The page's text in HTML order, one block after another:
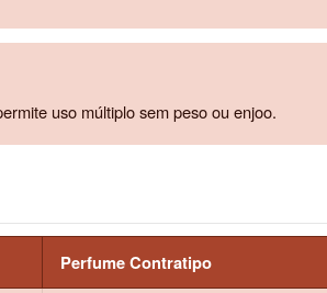
uso múltiplo sem peso ou enjoo.
Perfume Contratipo